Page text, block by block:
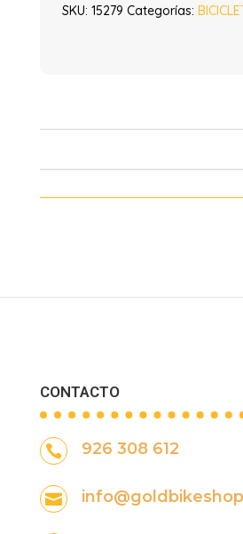
SKU: 15279 Categorías:
CONTACTO
 926 308 612
